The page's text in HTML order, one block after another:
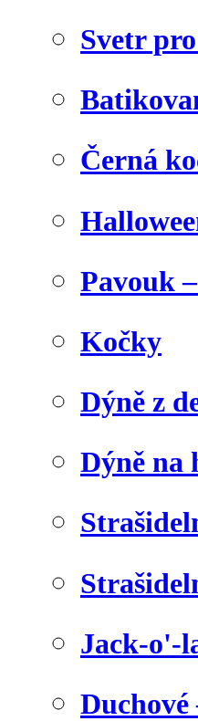
Svetr
Černá
Pavouk
Kočky
Dýně z
Dýně na
Jack-o'-
Duchové